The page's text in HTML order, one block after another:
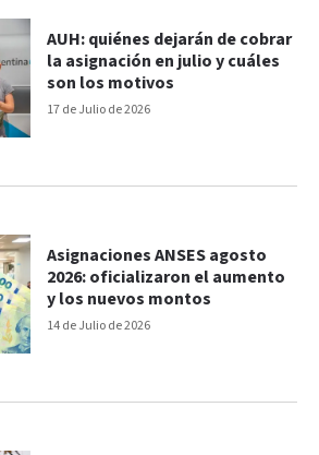
17 de Julio de 2026
AUH: quiénes dejarán de cobrar
la asignación en julio y cuáles
son los motivos
14 de Julio de 2026
Asignaciones ANSES agosto
2026: oficializaron el aumento
y los nuevos montos